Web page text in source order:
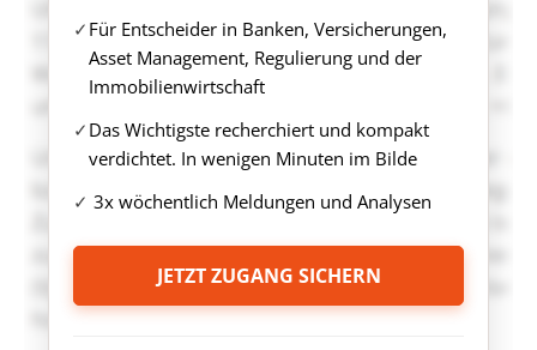
Für Entscheider in Banken, Versicherungen,
Asset Management, Regulierung und der
Immobilienwirtschaft
Das Wichtigste recherchiert und kompakt
verdichtet. In wenigen Minuten im Bilde
3x wöchentlich Meldungen und Analysen
JETZT ZUGANG SICHERN